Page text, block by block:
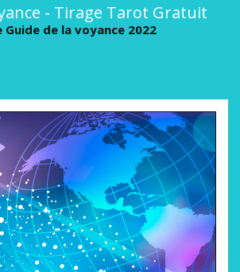
- Tirage Tarot Gratuit
de la voyance 2022